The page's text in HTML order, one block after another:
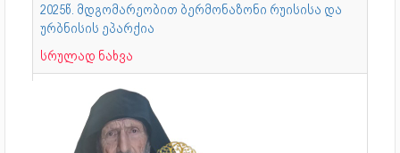
2025წ. მდგომარეობით ბერმონაზონი რუისისა და
ურბნისის ეპარქია
სრულად ნახვა